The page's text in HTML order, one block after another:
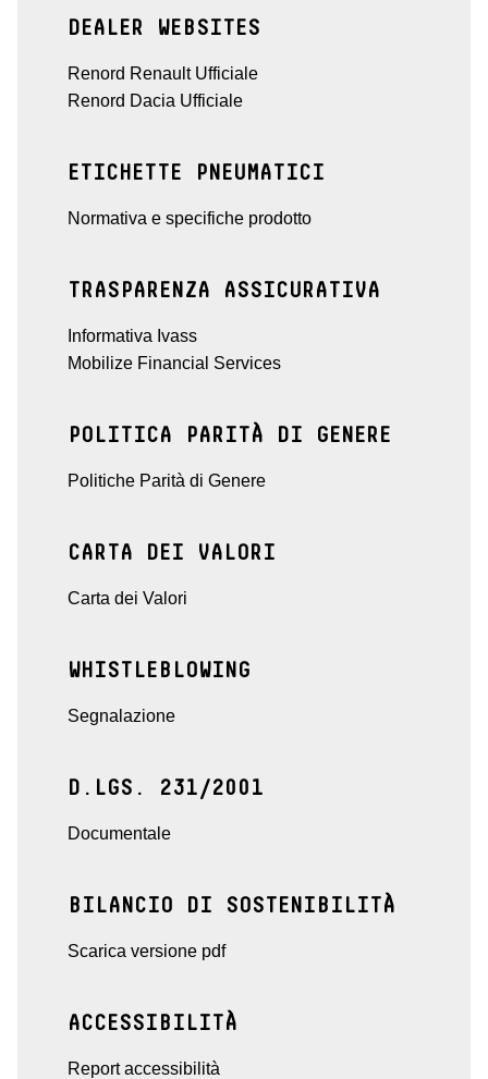
DEALER WEBSITES
Renord Renault Ufficiale
Renord Dacia Ufficiale
ETICHETTE PNEUMATICI
Normativa e specifiche prodotto
TRASPARENZA ASSICURATIVA
Informativa Ivass
Mobilize Financial Services
POLITICA PARITÀ DI GENERE
Politiche Parità di Genere
CARTA DEI VALORI
Carta dei Valori
WHISTLEBLOWING
Segnalazione
D.LGS. 231/2001
Documentale
BILANCIO DI SOSTENIBILITÀ
Scarica versione pdf
ACCESSIBILITÀ
Report accessibilità